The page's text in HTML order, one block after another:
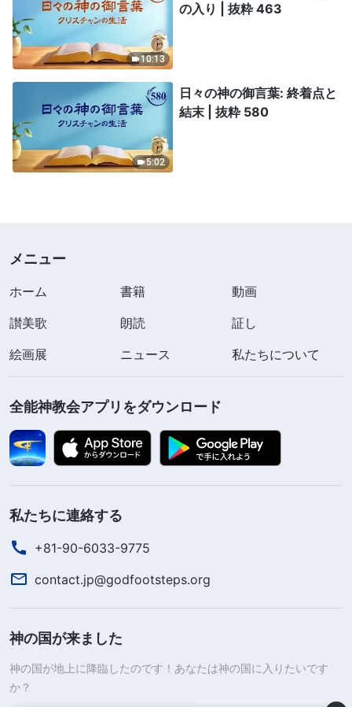
10:13
の入り | 抜粋 463
5:02
日々の神の御言葉: 終着点と
結末 | 抜粋 580
メニュー
ホーム 書籍
動画
讃美歌
朗読
証し
絵画展
ニュース 私たちについて
全能神教会アプリをダウンロード
私たちに連絡する
+81-90-6033-9775
contact.jp@godfootsteps.org
神の国が来ました
神の国が地上に降臨したのです！あなたは神の国に入りたいです
か？